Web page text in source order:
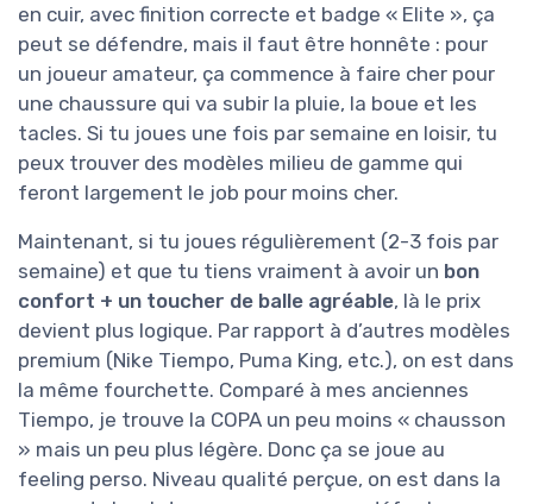
en cuir, avec finition correcte et badge « Elite », ça
peut se défendre, mais il faut être honnête : pour
un joueur amateur, ça commence à faire cher pour
une chaussure qui va subir la pluie, la boue et les
tacles. Si tu joues une fois par semaine en loisir, tu
peux trouver des modèles milieu de gamme qui
feront largement le job pour moins cher.
Maintenant, si tu joues régulièrement (2-3 fois par
semaine) et que tu tiens vraiment à avoir un bon
confort + un toucher de balle agréable, là le prix
devient plus logique. Par rapport à d’autres modèles
premium (Nike Tiempo, Puma King, etc.), on est dans
la même fourchette. Comparé à mes anciennes
Tiempo, je trouve la COPA un peu moins « chausson
» mais un peu plus légère. Donc ça se joue au
feeling perso. Niveau qualité perçue, on est dans la